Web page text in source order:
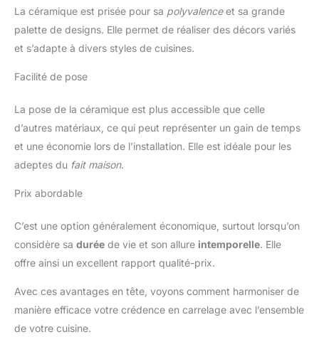
La céramique est prisée pour sa polyvalenceet sa grande
palette de designs. Elle permet de réaliser des décors variés
et s’adapte à divers styles de cuisines.
Facilité de pose
La pose de la céramique est plus accessible que celle
d’autres matériaux, ce qui peut représenter un gain de temps
et une économie lors de l’installation. Elle est idéale pour les
adeptes du fait maison.
Prix abordable
C’est une option généralement économique, surtout lorsqu’on
considère sa durée de vie et son allure intemporelle. Elle
offre ainsi un excellent rapport qualité-prix.
Avec ces avantages en tête, voyons comment harmoniser de
manière efficace votre crédence en carrelage avec l’ensemble
de votre cuisine.